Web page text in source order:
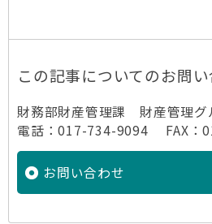
この記事についてのお問
財務部財産管理課 財産管理グ
電話：017-734-9094 FAX：
お問い合わせ